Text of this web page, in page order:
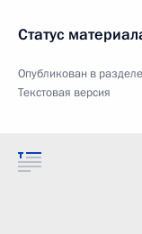
Статус
Опубликован в
Текстовая версия